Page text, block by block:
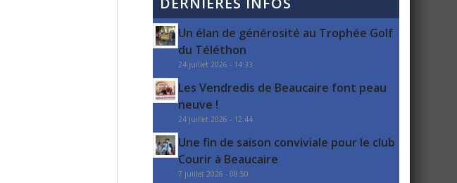
Un élan de générosité au Trophée Golf
du Téléthon
24 juillet 2026 - 14:33
Les Vendredis de Beaucaire font peau
neuve !
24 juillet 2026 - 12:44
Une fin de saison conviviale pour le club
Courir à Beaucaire
7 juillet 2026 - 08:50